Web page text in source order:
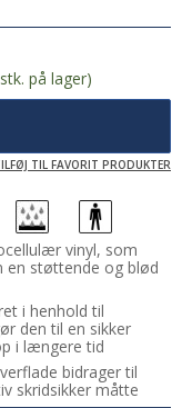
på lager)
TIL FAVORIT PRODUKTER
vinyl, som
en støttende og blød
i henhold til
den til en sikker
i længere tid
bidrager til
skridsikker måtte